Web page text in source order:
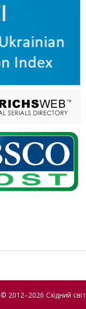
© 2012–2026 Східний світ